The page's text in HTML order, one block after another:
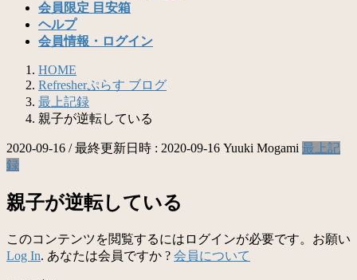
会員限定 目安箱
ヘルプ
会員情報・ログイン
HOME
Refresherぷらす ブログ
最上記録
親子が逆転している
2020-09-16 / 最終更新日時 : 2020-09-16 Yuuki Mogami 最上記
録
親子が逆転している
このコンテンツを閲覧するにはログインが必要です。お願い
Log In. あなたは会員ですか ? 会員について